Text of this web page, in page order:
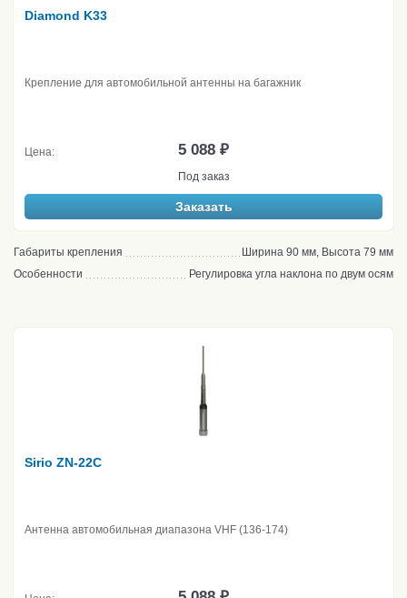
Diamond K33
Крепление для автомобильной антенны на багажник
Цена: 5 088 ₽
Под заказ
Заказать
Габариты крепления
Ширина 90 мм, Высота 79 мм
Особенности
Регулировка угла наклона по двум осям
Sirio ZN-22C
Антенна автомобильная диапазона VHF (136-174)